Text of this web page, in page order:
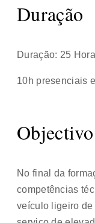
Duração
Duração: 25
10h presenciais
Objectivo
No final da
competências
veículo ligeiro de